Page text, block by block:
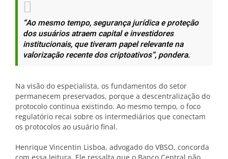
“Ao mesmo tempo, segurança jurídica e proteção
dos usuários atraem capital e investidores
institucionais, que tiveram papel relevante na
valorização recente dos criptoativos”, pondera.
Na visão do especialista, os fundamentos do setor
permanecem preservados, porque a descentralização do
protocolo continua existindo. Ao mesmo tempo, o foco
regulatório recai sobre os intermediários que conectam
os protocolos ao usuário final.
Henrique Vincentin Lisboa, advogado do VBSO, concorda